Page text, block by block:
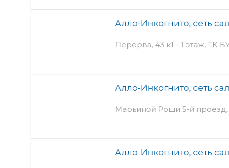
Алло-Инкогнито, сеть
Перерва, 43 к1 - 1 этаж, ТК
Алло-Инкогнито, сеть
Марьиной Рощи 5-й проезд,
Алло-Инкогнито, сеть